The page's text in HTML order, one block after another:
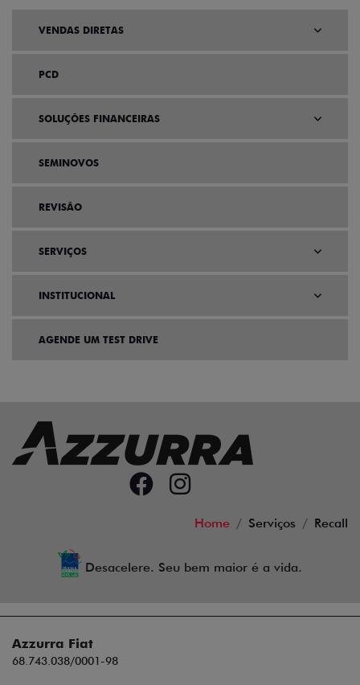
VENDAS DIRETAS
PCD
SOLUÇÕES FINANCEIRAS
SEMINOVOS
REVISÃO
SERVIÇOS
INSTITUCIONAL
AGENDE UM TEST DRIVE
Home Serviços Recall
Desacelere. Seu bem maior é a vida.
Azzurra Fiat
68.743.038/0001-98